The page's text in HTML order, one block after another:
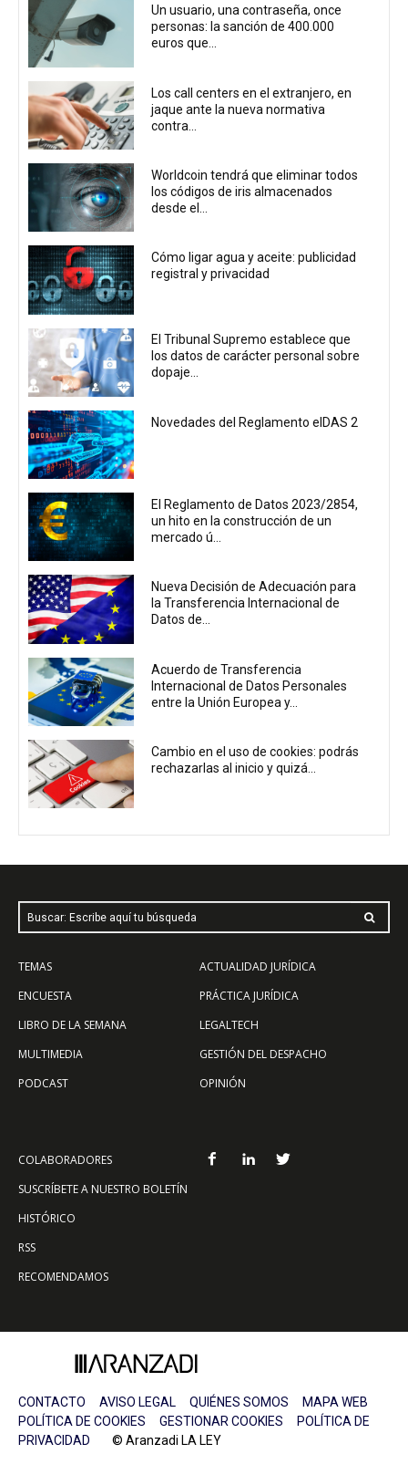
Un usuario, una contraseña, once
personas: la sanción de 400.000
euros que...
Los call centers en el extranjero, en
jaque ante la nueva normativa
contra...
Worldcoin tendrá que eliminar todos
los códigos de iris almacenados
desde el...
Cómo ligar agua y aceite: publicidad
registral y privacidad
El Tribunal Supremo establece que
los datos de carácter personal sobre
dopaje...
Novedades del Reglamento eIDAS 2
El Reglamento de Datos 2023/2854,
un hito en la construcción de un
mercado ú...
Nueva Decisión de Adecuación para
la Transferencia Internacional de
Datos de...
Acuerdo de Transferencia
Internacional de Datos Personales
entre la Unión Europea y...
Cambio en el uso de cookies: podrás
rechazarlas al inicio y quizá...
Buscar: Escribe aquí tu búsqueda
TEMAS
ENCUESTA
LIBRO DE LA SEMANA
MULTIMEDIA
PODCAST
ACTUALIDAD JURÍDICA
PRÁCTICA JURÍDICA
LEGALTECH
GESTIÓN DEL DESPACHO
OPINIÓN
COLABORADORES
SUSCRÍBETE A NUESTRO BOLETÍN
HISTÓRICO
RSS
RECOMENDAMOS
CONTACTO AVISO LEGAL QUIÉNES SOMOS
MAPA WEB
POLÍTICA DE COOKIES
GESTIONAR COOKIES
POLÍTICA DE
PRIVACIDAD © Aranzadi LA LEY